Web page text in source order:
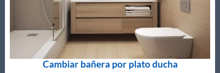
Cambiar bañera por plato ducha